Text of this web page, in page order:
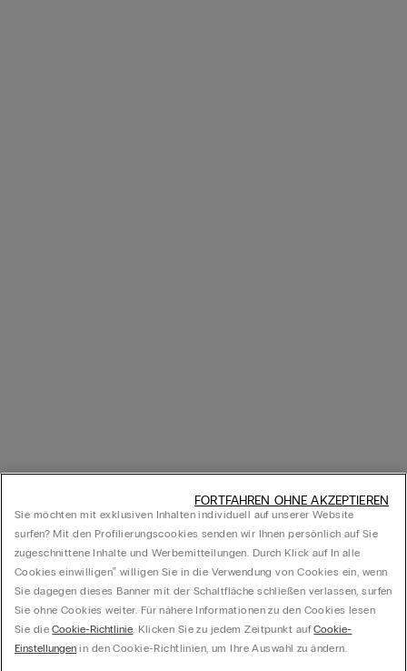
Sie möchten mit exklusiven Inhalten individuell auf unserer Website
surfen? Mit den Profilierungscookies senden wir Ihnen persönlich auf Sie
zugeschnittene Inhalte und Werbemitteilungen. Durch Klick auf In alle
Cookies einwilligen‟ willigen Sie in die Verwendung von Cookies ein, wenn
Sie dagegen dieses Banner mit der Schaltfläche schließen verlassen, surfen
Sie ohne Cookies weiter. Für nähere Informationen zu den Cookies lesen
Sie dieCookie-Richtlinie. Klicken Sie zu jedem Zeitpunkt aufCookie-
Einstellungen in den Cookie-Richtlinien, um Ihre Auswahl zu ändern.
FORTFAHREN OHNE AKZEPTIEREN